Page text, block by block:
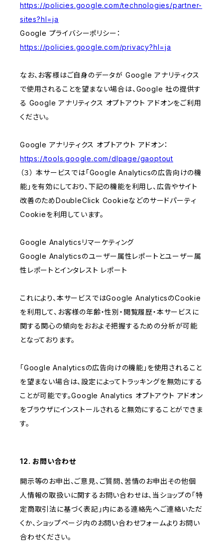
https://policies.google.com/technologies/partner-
sites?hl=ja
Google プライバシーポリシー：
https://policies.google.com/privacy?hl=ja
なお、お客様はご自身のデータが Google アナリティクス
で使用されることを望まない場合は、Google 社の提供す
る Google アナリティクス オプトアウト アドオンをご利用
ください。
Google アナリティクス オプトアウト アドオン：
https://tools.google.com/dlpage/gaoptout
（３） 本サービスでは「Google Analyticsの広告向けの機
能」を有効にしており、下記の機能を利用し、広告やサイト
改善のためDoubleClick Cookieなどのサードパーティ
Cookieを利用しています。
Google Analyticsリマーケティング
Google Analyticsのユーザー属性レポートとユーザー属
性レポートとインタレスト レポート
これにより、本サービスではGoogle AnalyticsのCookie
を利用して、お客様の年齢・性別・閲覧履歴・本サービスに
関する関心の傾向をおおよそ把握するための分析が可能
となっております。
「Google Analyticsの広告向けの機能」を使用されること
を望まない場合は、設定によってトラッキングを無効にする
ことが可能です。Google Analytics オプトアウト アドオン
をブラウザにインストールされると無効にすることができま
す。
12. お問い合わせ
開示等のお申出、ご意見、ご質問、苦情のお申出その他個
人情報の取扱いに関するお問い合わせは、当ショップの「特
定商取引法に基づく表記」内にある連絡先へご連絡いただ
くか、ショップページ内のお問い合わせフォームよりお問い
合わせください。